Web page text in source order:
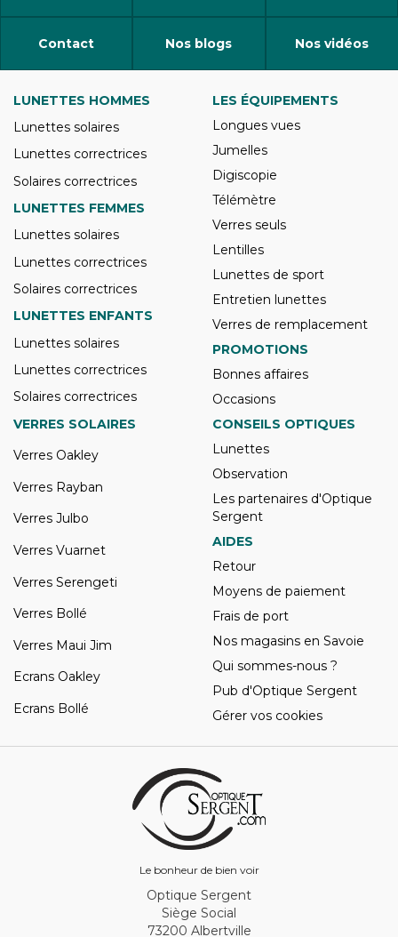
Contact Nos blogs Nos vidéos
Le bonheur de bien voir
LUNETTES HOMMES
Lunettes solaires
Lunettes correctrices
Solaires correctrices
LUNETTES FEMMES
Lunettes solaires
Lunettes correctrices
Solaires correctrices
LUNETTES ENFANTS
Lunettes solaires
Lunettes correctrices
Solaires correctrices
LES ÉQUIPEMENTS
Longues vues
Jumelles
Digiscopie
Télémètre
Verres seuls
Lentilles
Lunettes de sport
Entretien lunettes
Verres de remplacement
PROMOTIONS
Bonnes affaires
Occasions
VERRES SOLAIRES
Verres Oakley
Verres Rayban
Verres Julbo
Verres Vuarnet
Verres Serengeti
Verres Bollé
Verres Maui Jim
Ecrans Oakley
Ecrans Bollé
CONSEILS OPTIQUES
Lunettes
Observation
Les partenaires d'Optique
Sergent
AIDES
Retour
Moyens de paiement
Frais de port
Nos magasins en Savoie
Qui sommes-nous ?
Pub d'Optique Sergent
Gérer vos cookies
Optique Sergent
Siège Social
73200 Albertville